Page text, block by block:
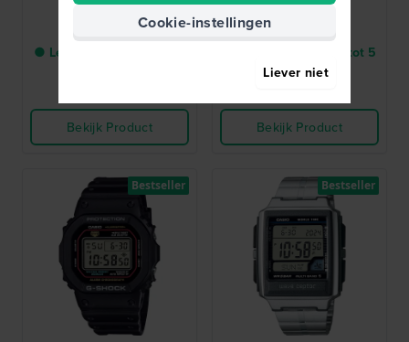
● Levering binnen 3 tot 5
Bekijk Product
● Levering binnen 3 tot 5
werkdagen
Bekijk Product
Bestseller Bestseller
Cookie-instellingen
Liever niet